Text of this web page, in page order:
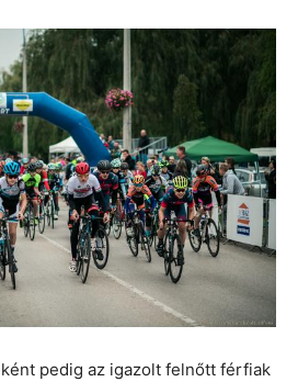
pedig az igazolt felnőtt férfiak